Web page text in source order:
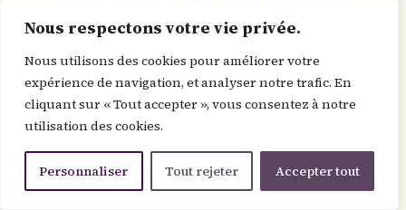
Nous respectons votre vie privée.
Nous utilisons des cookies pour améliorer votre
expérience de navigation, et analyser notre trafic. En
cliquant sur « Tout accepter », vous consentez à notre
utilisation des cookies.
Personnaliser Tout rejeter Accepter tout
Dieu dans le Christ,
recherche l’homme et
le renouvelle